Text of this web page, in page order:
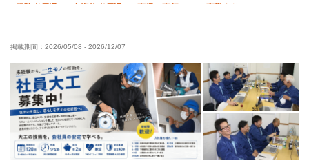
土日休み
掲載期間： 2026/05/08 - 2026/12/07